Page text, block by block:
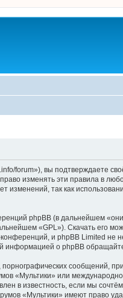
forum»), вы подтверждаете
изменять эти правила в
так как
phpBB (в дальнейшем
«GPL»). Скачать его
и phpBB Limited не
информацией о phpBB
сообщений,
«Мультики» или
в известность, если мы
«Мультики» имеют право